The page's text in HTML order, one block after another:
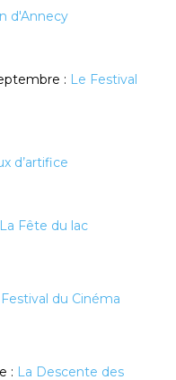
d'Annecy
: Le Festival
d’artifice
La Fête du lac
du Cinéma
: La Descente des